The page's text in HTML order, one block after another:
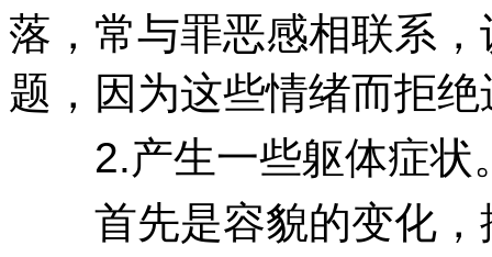
落，常与罪恶感相联系
题，因为这些情绪而拒绝
2.产生一些躯体症状
首先是容貌的变化，